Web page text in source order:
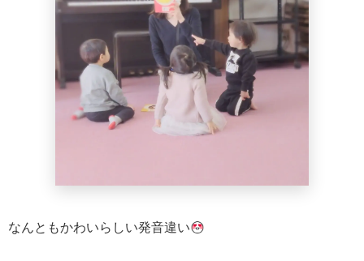
なんともかわいらしい発音違い